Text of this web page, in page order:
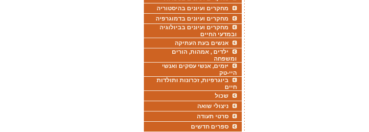
מחקרים ועיונים בהיסטוריה
מחקרים ועיונים בדמוגרפיה
מחקרים ועיונים בביולוגיה
ובמדעי החיים
אנשים בעת העתיקה
ילדים , אמהות, הורים
ומשפחה
יזמים, אנשי עסקים ואנשי
היי-טק
ביוגרפיות, זכרונות ותולדות
חיים
שכול
ניצולי שואה
סרטי תעודה
ספרים חדשים